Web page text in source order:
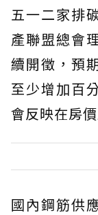
五一二家排
產聯盟總會
續開徵，預
至少增加百
會反映在房價
國內鋼筋供